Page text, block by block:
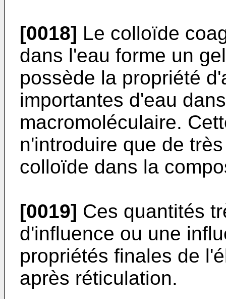
[0018] Le colloïde
dans l'eau forme un
possède la propriété
importantes d'eau
macromoléculaire.
n'introduire que de
colloïde dans la
[0019] Ces quantités
d'influence ou une
propriétés finales de
après réticulation.